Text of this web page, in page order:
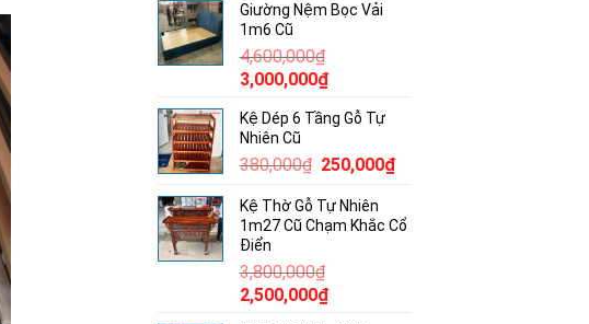
là:
3,300,000₫.
tại
Giường Nệm Bọc Vải
1m6 Cũ
4,600,000₫
Giá
là:
4,600,000₫.
3,000,000₫Giá
tại
3,000,000₫.
Kệ Dép 6 Tầng Gỗ Tự
Nhiên Cũ
380,000₫ Giá
là:
380,000₫.
250,000₫Giá
là:
Kệ Thờ Gỗ Tự Nhiên
1m27 Cũ Chạm Khắc Cổ
Điển
3,800,000₫
Giá
2,500,000₫Giá